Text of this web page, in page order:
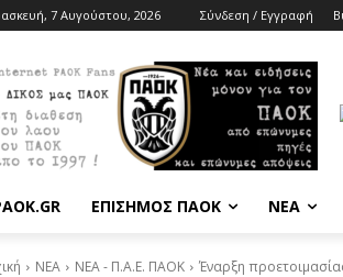
7 Αυγούστου, 2026 Σύνδεση / Εγγραφή
ΕΠΙΣΗΜΟΣ ΠΑΟΚ ΝΕΑ
ΝΕΑ ΝΕΑ - Π.Α.Ε. ΠΑΟΚ Έναρξη